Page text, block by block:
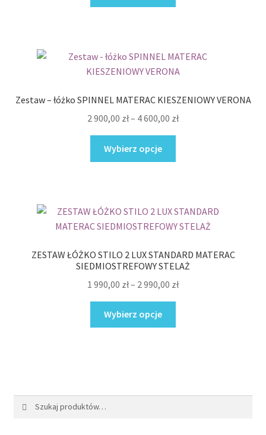
4
Opcje
można
na
stronie
produktu
Zestaw – łóżko SPINNEL MATERAC KIESZENIOWY VERONA
2 900,00 zł– 4 600,00 złZakres
4
600,00 zł
Wybierz opcje
Opcje
można
na
produktu
ZESTAW ŁÓŻKO STILO 2 LUX STANDARD MATERAC
SIEDMIOSTREFOWY STELAŻ
1 990,00 zł– 2 990,00 złZakres
Wybierz opcje
można